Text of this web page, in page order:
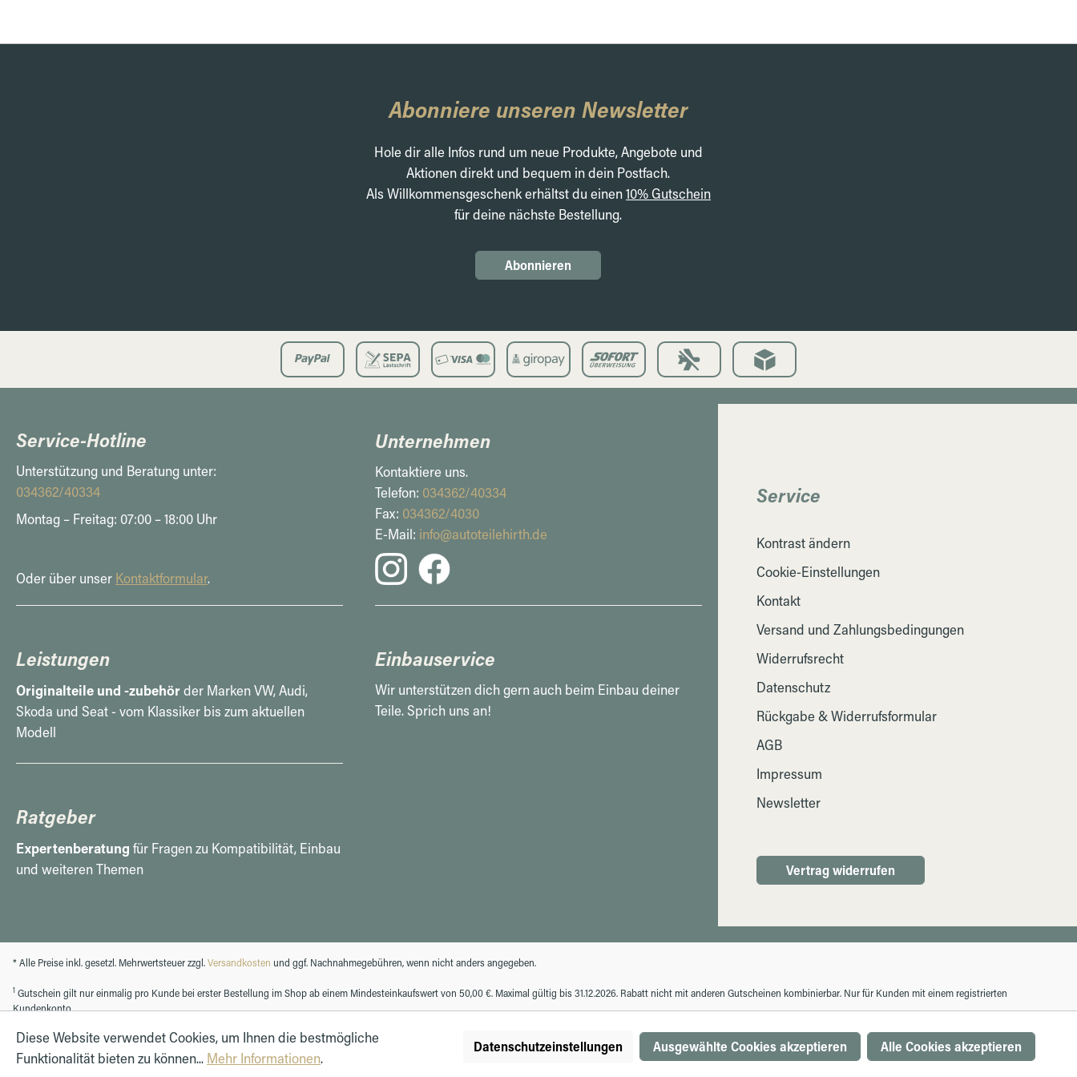
Abonniere unseren Newsletter
Hole dir alle Infos rund um neue Produkte, Angebote und
Aktionen direkt und bequem in dein Postfach.
Als Willkommensgeschenk erhältst du einen10% Gutschein
für deine nächste Bestellung.
Abonnieren
Service-Hotline
Unterstützung und Beratung unter:
034362/40334
Montag – Freitag: 07:00 – 18:00 Uhr
Oder über unser Kontaktformular.
Unternehmen
Kontaktiere uns.
Telefon: 034362/40334
Fax: 034362/4030
E-Mail: info@autoteilehirth.de
Leistungen
Originalteile und -zubehörder Marken VW, Audi,
Skoda und Seat - vom Klassiker bis zum aktuellen
Modell
Einbauservice
Wir unterstützen dich gern auch beim Einbau deiner
Teile. Sprich uns an!
Ratgeber
Expertenberatung für Fragen zu Kompatibilität, Einbau
und weiteren Themen
Service
Kontrast ändern
Cookie-Einstellungen
Kontakt
Versand und Zahlungsbedingungen
Widerrufsrecht
Datenschutz
Rückgabe & Widerrufsformular
AGB
Impressum
Newsletter
Vertrag widerrufen
* Alle Preise inkl. gesetzl. Mehrwertsteuer zzgl.Versandkosten und ggf. Nachnahmegebühren, wenn nicht anders angegeben.
1 Gutschein gilt nur einmalig pro Kunde bei erster Bestellung im Shop ab einem Mindesteinkaufswert von 50,00 €. Maximal gültig bis 31.12.2026. Rabatt nicht mit anderen Gutscheinen kombinierbar. Nur für Kunden mit einem registrierten
Kundenkonto.
Diese Website verwendet Cookies, um Ihnen die bestmögliche
Funktionalität bieten zu können... Mehr Informationen.
Datenschutzeinstellungen Ausgewählte Cookies akzeptieren Alle Cookies akzeptieren